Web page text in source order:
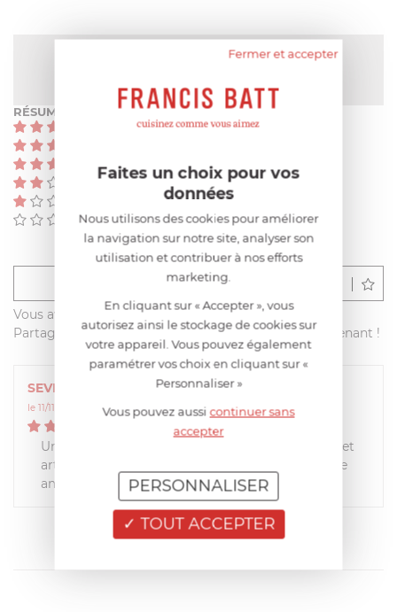
NOTE MOYENNE
RÉSUMÉ
(0)
(0)
(0)
Déposer un avis
Vous avez acheté ce produit sur francisbatt.com ?
Partagez votre avis avec les autres clients dès maintenant !
SEVERINE
le 11/11/2015 à 09:31:11
Un grand merci, je suis ravie d'avoir pu trouver cet
article sur votre site. merci également pour votre
amabilité.
Fermer et accepter
Faites un choix pour vos
données
Nous utilisons des cookies pour améliorer
la navigation sur notre site, analyser son
utilisation et contribuer à nos efforts
marketing.
En cliquant sur « Accepter », vous
autorisez ainsi le stockage de cookies sur
votre appareil. Vous pouvez également
paramétrer vos choix en cliquant sur «
Personnaliser »
Vous pouvez aussicontinuer sans
accepter
TOUT ACCEPTER
PERSONNALISER